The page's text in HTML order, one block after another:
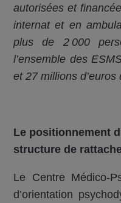
autorisées et
internat et en
plus de 2 000
l’ensemble des
et 27 millions d’euros
Le positionnement
structure de
Le Centre Médico-
d’orientation